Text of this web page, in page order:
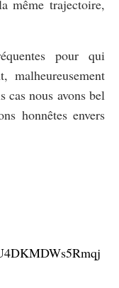
même trajectoire,
pour qui
malheureusement
cas nous avons bel
honnêtes envers